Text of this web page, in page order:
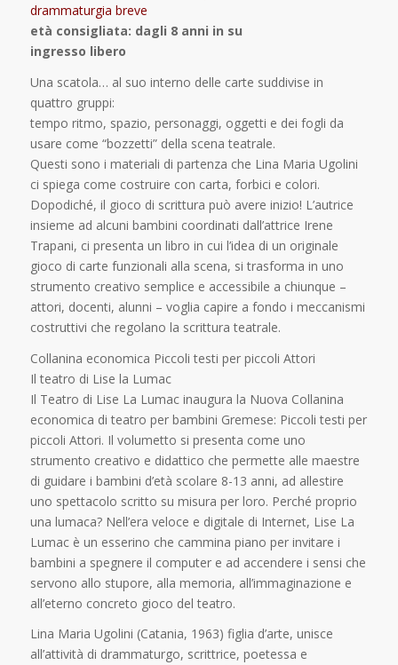
drammaturgia breve
età consigliata: dagli 8 anni in su
ingresso libero
Una scatola… al suo interno delle carte suddivise in
quattro gruppi:
tempo ritmo, spazio, personaggi, oggetti e dei fogli da
usare come “bozzetti” della scena teatrale.
Questi sono i materiali di partenza che Lina Maria Ugolini
ci spiega come costruire con carta, forbici e colori.
Dopodiché, il gioco di scrittura può avere inizio! L’autrice
insieme ad alcuni bambini coordinati dall’attrice Irene
Trapani, ci presenta un libro in cui l’idea di un originale
gioco di carte funzionali alla scena, si trasforma in uno
strumento creativo semplice e accessibile a chiunque –
attori, docenti, alunni – voglia capire a fondo i meccanismi
costruttivi che regolano la scrittura teatrale.
Collanina economica Piccoli testi per piccoli Attori
Il teatro di Lise la Lumac
Il Teatro di Lise La Lumac inaugura la Nuova Collanina
economica di teatro per bambini Gremese: Piccoli testi per
piccoli Attori. Il volumetto si presenta come uno
strumento creativo e didattico che permette alle maestre
di guidare i bambini d’età scolare 8-13 anni, ad allestire
uno spettacolo scritto su misura per loro. Perché proprio
una lumaca? Nell’era veloce e digitale di Internet, Lise La
Lumac è un esserino che cammina piano per invitare i
bambini a spegnere il computer e ad accendere i sensi che
servono allo stupore, alla memoria, all’immaginazione e
all’eterno concreto gioco del teatro.
Lina Maria Ugolini (Catania, 1963) figlia d’arte, unisce
all’attività di drammaturgo, scrittrice, poetessa e